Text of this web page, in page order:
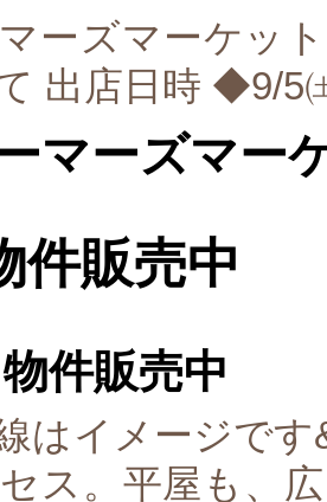
ーズマーケッ
出店日時 ◆9/5
マーズマー
件販売中
件販売中
はイメージです
ス。平屋も、